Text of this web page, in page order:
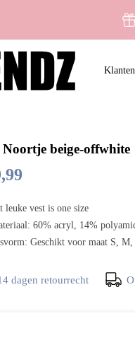
Noortje beige-offwhite
leuke vest is one size
60% acryl, 14%
Geschikt voor maat S,
dagen retourrecht